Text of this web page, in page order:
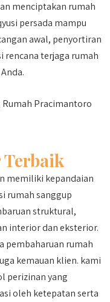
menciptakan rumah
persada mampu
awal, penyortiran
rencana terjaga rumah
memiliki kepandaian
rumah sanggup
struktural,
interior dan eksterior.
pembaharuan rumah
kemauan klien. kami
perizinan yang
oleh ketepatan serta